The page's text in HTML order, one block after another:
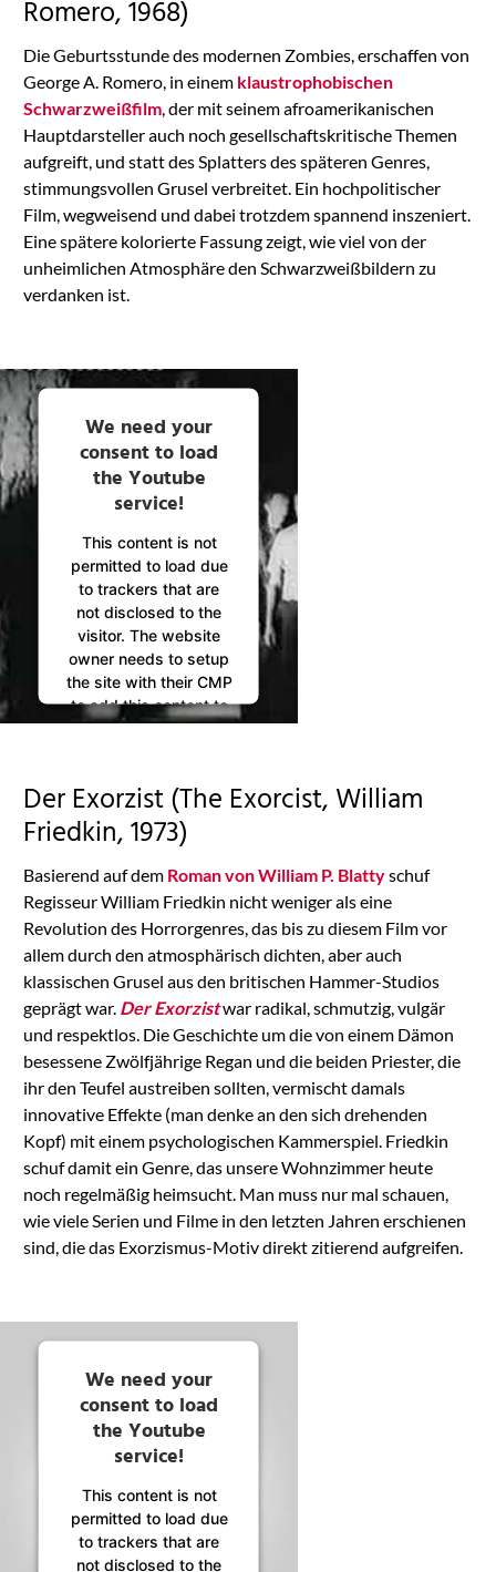
Romero, 1968)
Die Geburtsstunde des modernen Zombies, erschaffen von
George A. Romero, in einem klaustrophobischen
Schwarzweißfilm, der mit seinem afroamerikanischen
Hauptdarsteller auch noch gesellschaftskritische Themen
aufgreift, und statt des Splatters des späteren Genres,
stimmungsvollen Grusel verbreitet. Ein hochpolitischer
Film, wegweisend und dabei trotzdem spannend inszeniert.
Eine spätere kolorierte Fassung zeigt, wie viel von der
unheimlichen Atmosphäre den Schwarzweißbildern zu
verdanken ist.
We need your
consent to load
the Youtube
service!
This content is not
permitted to load due
to trackers that are
not disclosed to the
visitor. The website
owner needs to setup
the site with their CMP
to add this content to
the list of technologies
Usercentrics Consent
Management
Platform
Der Exorzist (The Exorcist, William
Friedkin, 1973)
Basierend auf dem Roman von William P. Blattyschuf
Regisseur William Friedkin nicht weniger als eine
Revolution des Horrorgenres, das bis zu diesem Film vor
allem durch den atmosphärisch dichten, aber auch
klassischen Grusel aus den britischen Hammer-Studios
geprägt war. Der Exorzistwar radikal, schmutzig, vulgär
und respektlos. Die Geschichte um die von einem Dämon
besessene Zwölfjährige Regan und die beiden Priester, die
ihr den Teufel austreiben sollten, vermischt damals
innovative Effekte (man denke an den sich drehenden
Kopf) mit einem psychologischen Kammerspiel. Friedkin
schuf damit ein Genre, das unsere Wohnzimmer heute
noch regelmäßig heimsucht. Man muss nur mal schauen,
wie viele Serien und Filme in den letzten Jahren erschienen
sind, die das Exorzismus-Motiv direkt zitierend aufgreifen.
We need your
consent to load
the Youtube
service!
This content is not
permitted to load due
to trackers that are
not disclosed to the